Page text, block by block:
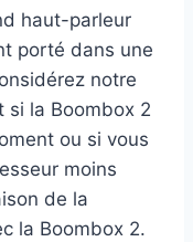
haut-parleur
porté dans une
notre
si la Boombox 2
ou si vous
moins
de la
la Boombox 2.